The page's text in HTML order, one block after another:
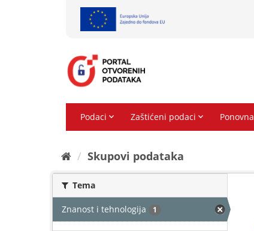
Skupovi podаtаkа
Tema
Znanost i tehnologija 1